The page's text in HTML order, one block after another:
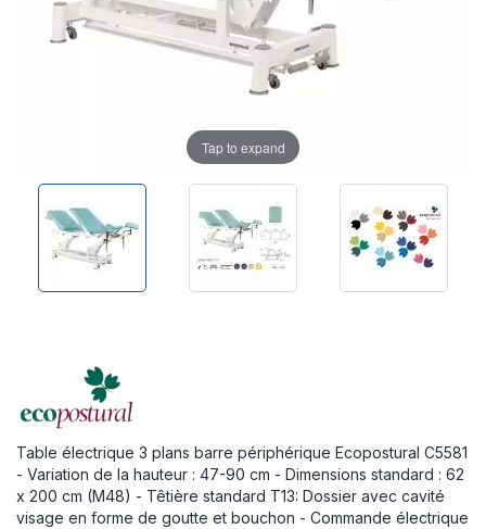
Table électrique 3 plans barre périphérique Ecopostural C5581
- Variation de la hauteur : 47-90 cm - Dimensions standard : 62
x 200 cm (M48) - Têtière standard T13: Dossier avec cavité
visage en forme de goutte et bouchon - Commande électrique
Tap to expand